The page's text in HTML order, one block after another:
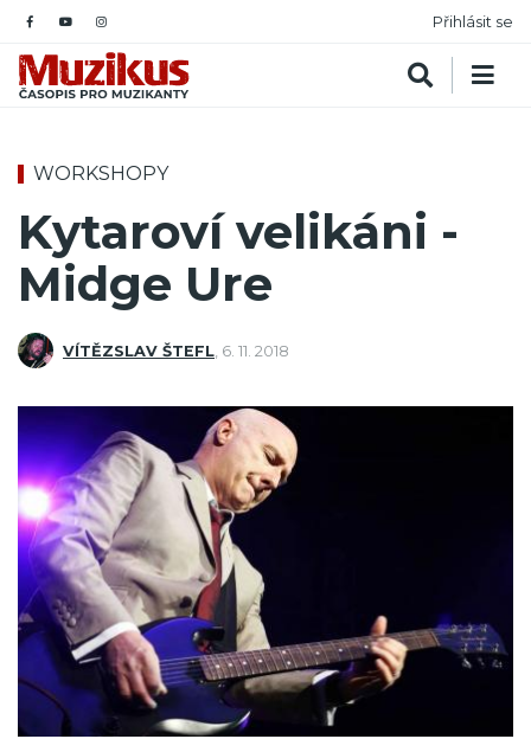
Přihlásit se
WORKSHOPY
Kytaroví velikáni -
Midge Ure
VÍTĚZSLAV ŠTEFL 6. 11. 2018